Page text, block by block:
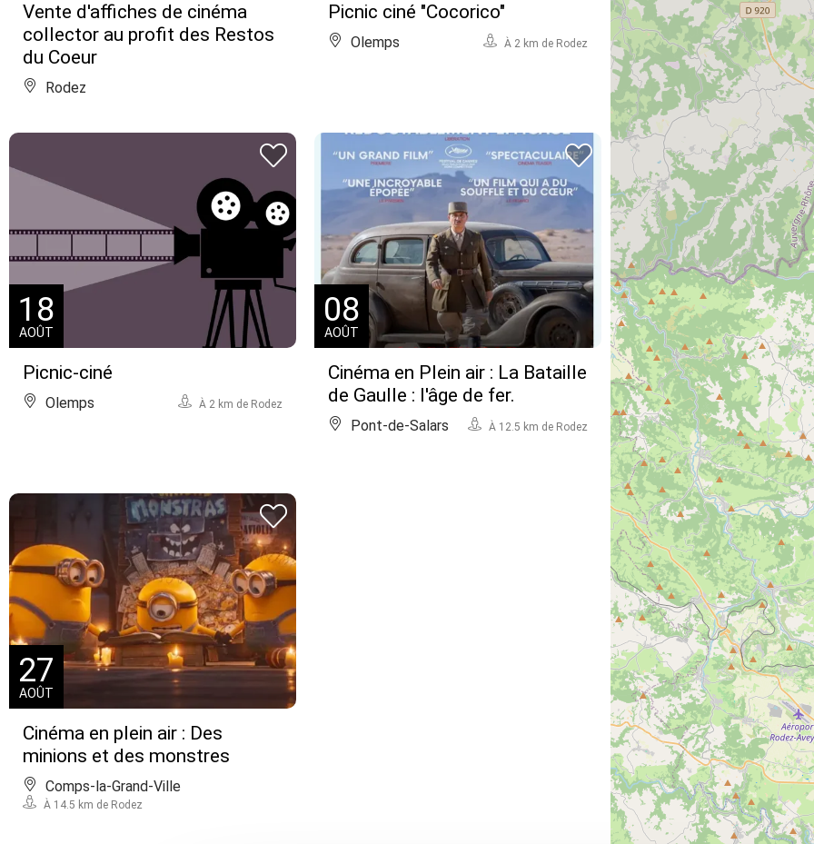
Vente d'affiches de cinéma
collector au profit des Restos
du Coeur
Rodez
Picnic ciné "Cocorico"
Olemps À 2 km de Rodez
Picnic-ciné
18
AOÛT
Olemps À 2 km de Rodez
Cinéma en Plein air : La Bataille
de Gaulle : l'âge de fer.
08
AOÛT
Pont-de-Salars À 12.5 km de Rodez
Cinéma en plein air : Des
minions et des monstres
27
AOÛT
Comps-la-Grand-Ville
À 14.5 km de Rodez